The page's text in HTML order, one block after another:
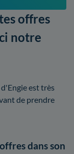
offres
notre
est très
de prendre
dans son